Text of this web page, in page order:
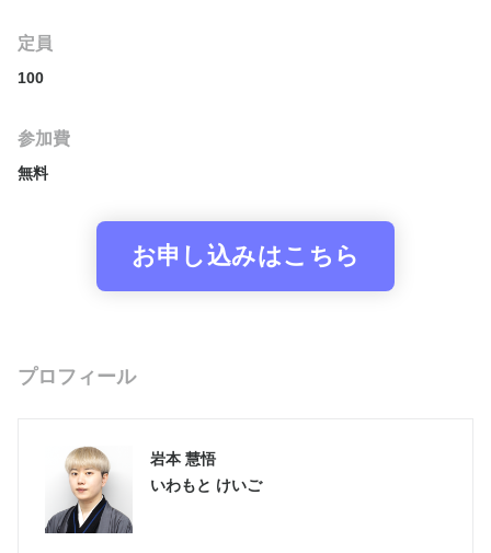
定員
100
参加費
無料
お申し込みはこちら
プロフィール
岩本 慧悟
いわもと けいご